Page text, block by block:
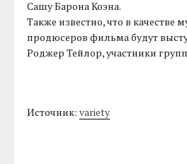
Сашу Барона Коэна.
Также известно, что в качестве
продюсеров фильма будут
Роджер Тейлор, участники
Источник:variety